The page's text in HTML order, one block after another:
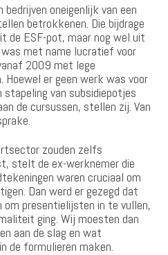
oneigenlijk van een
betrokkenen. Die bijdrage
de ESF-pot, maar nog wel uit
met name lucratief voor
2009 met lege
er geen werk was voor
stapeling van subsidiepotjes
de cursussen, stellen zij. Van
zouden zelfs
stelt de ex-werknemer die
waren cruciaal om
Dan werd er gezegd dat
om presentielijsten in te vullen,
ging. Wij moesten dan
aan de slag en wat
de formulieren maken.